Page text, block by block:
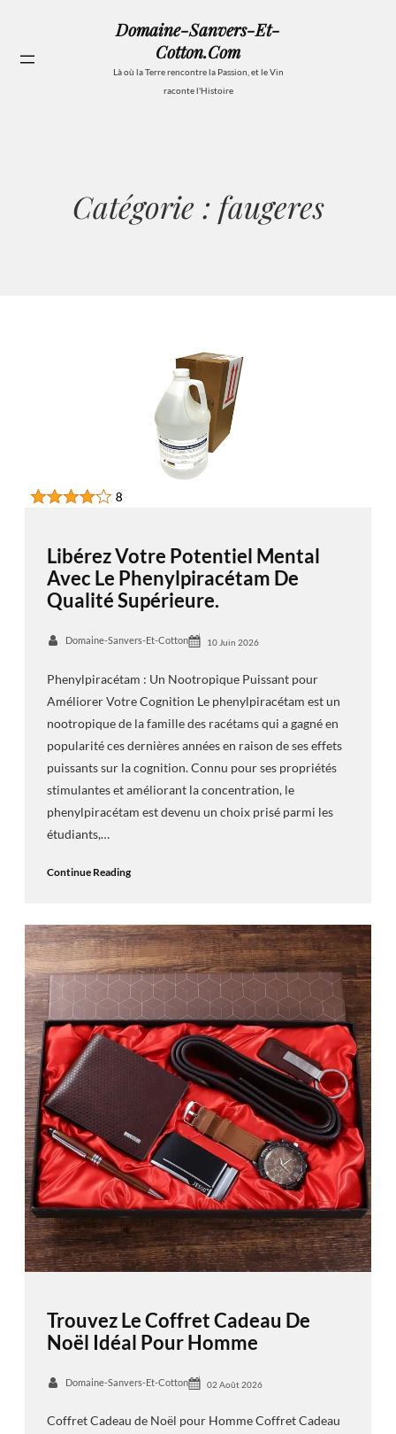
contenu
Domaine-Sanvers-Et-
Cotton.com
Là où la Terre rencontre la Passion, et le Vin
raconte l'Histoire
Catégorie : faugeres
Libérez Votre Potentiel Mental
Avec Le Phenylpiracétam De
Qualité Supérieure.
Domaine-Sanvers-Et-Cotton 10 Juin 2026
Phenylpiracétam : Un Nootropique Puissant pour
Améliorer Votre Cognition Le phenylpiracétam est un
nootropique de la famille des racétams qui a gagné en
popularité ces dernières années en raison de ses effets
puissants sur la cognition. Connu pour ses propriétés
stimulantes et améliorant la concentration, le
phenylpiracétam est devenu un choix prisé parmi les
étudiants,…
Continue Reading
Trouvez Le Coffret Cadeau De
Noël Idéal Pour Homme
Domaine-Sanvers-Et-Cotton 02 Août 2026
Coffret Cadeau de Noël pour Homme Coffret Cadeau